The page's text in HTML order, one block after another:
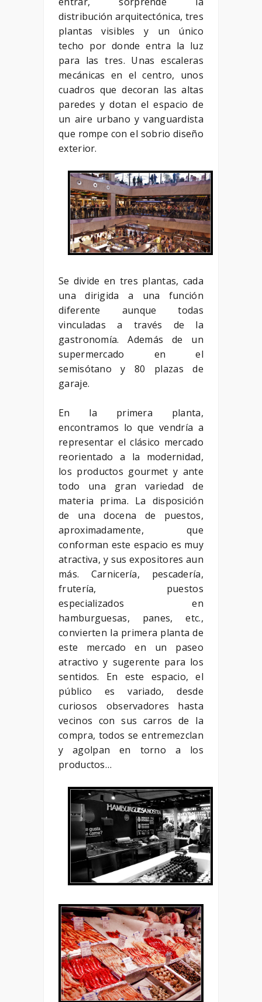
distribución arquitectónica, tres
plantas visibles y un único
techo por donde entra la luz
para las tres. Unas escaleras
mecánicas en el centro, unos
cuadros que decoran las altas
paredes y dotan el espacio de
un aire urbano y vanguardista
que rompe con el sobrio diseño
exterior.
Se divide en tres plantas, cada
una dirigida a una función
diferente aunque todas
vinculadas a través de la
gastronomía. Además de un
supermercado en el
semisótano y 80 plazas de
garaje.
En la primera planta,
encontramos lo que vendría a
representar el clásico mercado
reorientado a la modernidad,
los productos gourmet y ante
todo una gran variedad de
materia prima. La disposición
de una docena de puestos,
aproximadamente, que
conforman este espacio es muy
atractiva, y sus expositores aun
más. Carnicería, pescadería,
frutería, puestos
especializados en
hamburguesas, panes, etc.,
convierten la primera planta de
este mercado en un paseo
atractivo y sugerente para los
sentidos. En este espacio, el
público es variado, desde
curiosos observadores hasta
vecinos con sus carros de la
compra, todos se entremezclan
y agolpan en torno a los
productos…